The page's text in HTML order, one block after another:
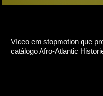
Vídeo em stopmotion que
catálogo Afro-Atlantic